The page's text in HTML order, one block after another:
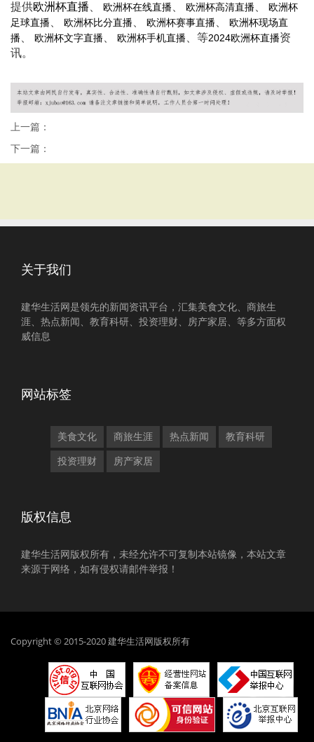
提供欧洲杯直播 欧洲杯在线直播 欧洲杯高清直播
欧洲杯
足球直播
欧洲杯比分直播 欧洲杯赛事直播
欧洲杯现场直
播
欧洲杯文字直播 欧洲杯手机直播 、等2024欧洲杯直播资
讯。
上一篇：
下一篇：
关于我们
建华生活网是领先的新闻资讯平台，汇集美食文化、商旅生
涯、热点新闻、教育科研、投资理财、房产家居、等多方面权
威信息
网站标签
美食文化 商旅生涯 热点新闻 教育科研
投资理财 房产家居
版权信息
建华生活网版权所有，未经允许不可复制本站镜像，本站文章
来源于网络，如有侵权请邮件举报！
Copyright © 2015-2020 建华生活网版权所有